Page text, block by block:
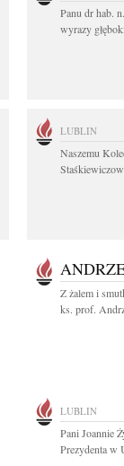
Panu dr hab.
wyrazy
LUBLIN
Naszemu
Z żalem i
ks. prof.
LUBLIN
Pani Joannie
Prezydenta w